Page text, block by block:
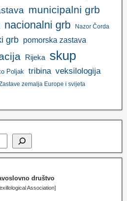
municipalni grb
nacionalni grb Nazor Čorda
grb pomorska zastava
Rijeka skup
Poljak tribina veksilologija
zemalja Europe i svijeta
društvo
Association]